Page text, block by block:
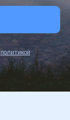
политикой